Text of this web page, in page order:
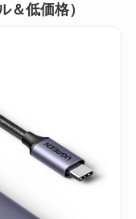
＆低価格）